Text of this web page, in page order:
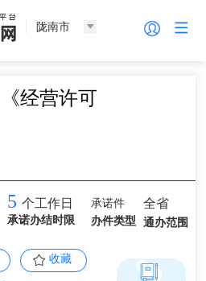
陇南市
经营许可
5 个工作日
承诺办结时限
承诺件
办件类型
全省
通办范围
收藏